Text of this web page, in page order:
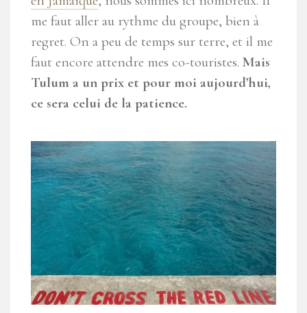
me faut aller au rythme du groupe, bien à
regret. On a peu de temps sur terre, et il me
faut encore attendre mes co-touristes. Mais
Tulum a un prix et pour moi aujourd’hui,
ce sera celui de la patience.